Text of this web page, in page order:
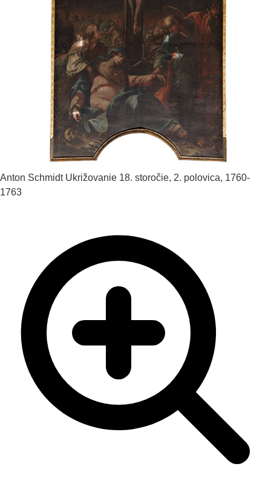
Anton Schmidt Ukrižovanie 18. storočie, 2. polovica, 1760-
1763